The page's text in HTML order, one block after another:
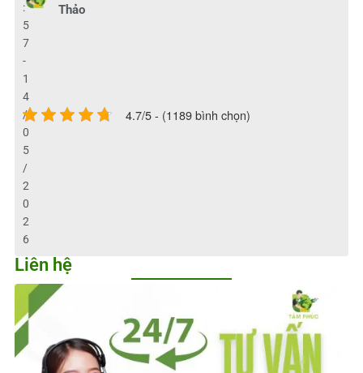
Thảo
:
5
7
-
1
4
/
0
5
/
2
0
2
6
4.7/5 - (1189 bình chọn)
Liên hệ